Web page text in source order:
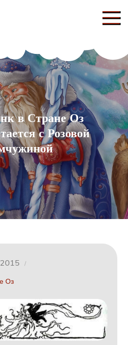
в Стране Оз
с Розовой
Оз